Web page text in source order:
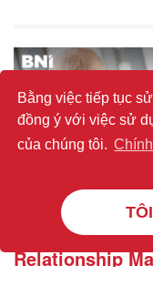
Bằng việc tiếp tục
đồng ý với việc sử
của chúng tôi.
Relationship